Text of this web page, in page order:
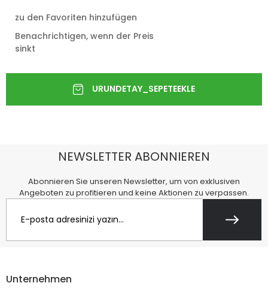
zu den Favoriten hinzufügen
Benachrichtigen, wenn der Preis
sinkt
NEWSLETTER ABONNIEREN
Abonnieren Sie unseren Newsletter, um von exklusiven
Angeboten zu profitieren und keine Aktionen zu verpassen.
Unternehmen